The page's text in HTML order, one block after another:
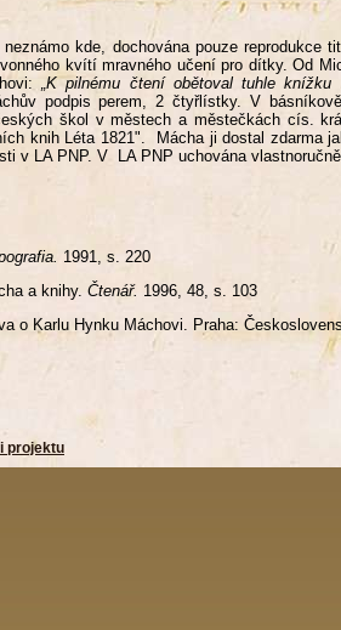
neznámo kde, dochována pouze
kvítí mravného učení pro dítky. Od
„K pilnému čtení obětoval tuhle
podpis perem, 2 čtyřlístky. V
škol v městech a městečkách cís.
knih Léta 1821". Mácha ji dostal zdarma
v LA PNP. V LA PNP uchována
1991, s. 220
a knihy. Čtenář. 1996, 48, s. 103
o Karlu Hynku Máchovi. Praha:
projektu